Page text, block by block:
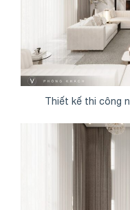
Thiết kế thi công